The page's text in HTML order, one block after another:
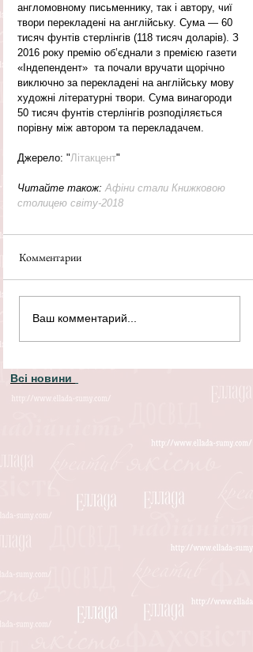
англомовному письменнику, так і автору, чиї
твори перекладені на англійську. Сума — 60
тисяч фунтів стерлінгів (118 тисяч доларів). З
2016 року премію об’єднали з премією газети
«Індепендент»  та почали вручати щорічно
виключно за перекладені на англійську мову
художні літературні твори. Сума винагороди
50 тисяч фунтів стерлінгів розподіляється
порівну між автором та перекладачем.
Джерело: "Літакцент"
Читайте також: Афіни стали Книжковою
столицею світу-2018
Комментарии
Ваш комментарий...
Всі новини